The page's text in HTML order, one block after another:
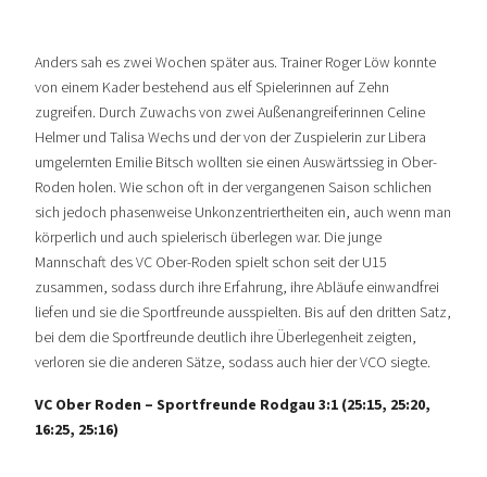
Anders sah es zwei Wochen später aus. Trainer Roger Löw konnte
von einem Kader bestehend aus elf Spielerinnen auf Zehn
zugreifen. Durch Zuwachs von zwei Außenangreiferinnen Celine
Helmer und Talisa Wechs und der von der Zuspielerin zur Libera
umgelernten Emilie Bitsch wollten sie einen Auswärtssieg in Ober-
Roden holen. Wie schon oft in der vergangenen Saison schlichen
sich jedoch phasenweise Unkonzentriertheiten ein, auch wenn man
körperlich und auch spielerisch überlegen war. Die junge
Mannschaft des VC Ober-Roden spielt schon seit der U15
zusammen, sodass durch ihre Erfahrung, ihre Abläufe einwandfrei
liefen und sie die Sportfreunde ausspielten. Bis auf den dritten Satz,
bei dem die Sportfreunde deutlich ihre Überlegenheit zeigten,
verloren sie die anderen Sätze, sodass auch hier der VCO siegte.
VC Ober Roden – Sportfreunde Rodgau 3:1 (25:15, 25:20,
16:25, 25:16)